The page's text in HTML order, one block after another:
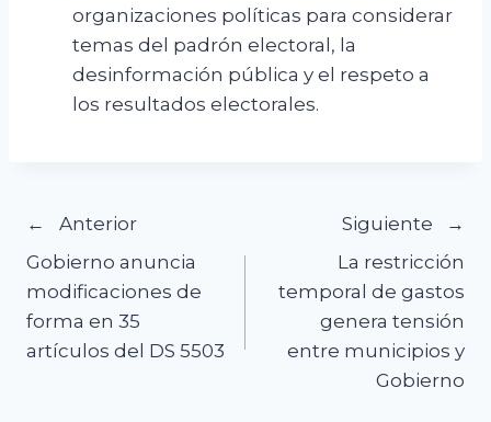
organizaciones políticas para considerar
temas del padrón electoral, la
desinformación pública y el respeto a
los resultados electorales.
Navegación
de
entradas
Anterior
Gobierno anuncia
modificaciones de
forma en 35
artículos del DS 5503
Siguiente
La restricción
temporal de gastos
genera tensión
entre municipios y
Gobierno